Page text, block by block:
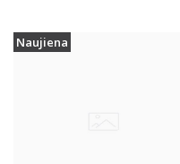
Naujiena